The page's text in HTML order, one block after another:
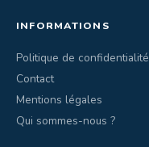
INFORMATIONS
Politique de confidentialité
Contact
Mentions légales
Qui sommes-nous ?